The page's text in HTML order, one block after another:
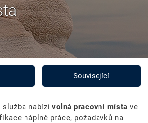
Související
služba nabízívolná pracovní místa ve
náplně práce, požadavků na